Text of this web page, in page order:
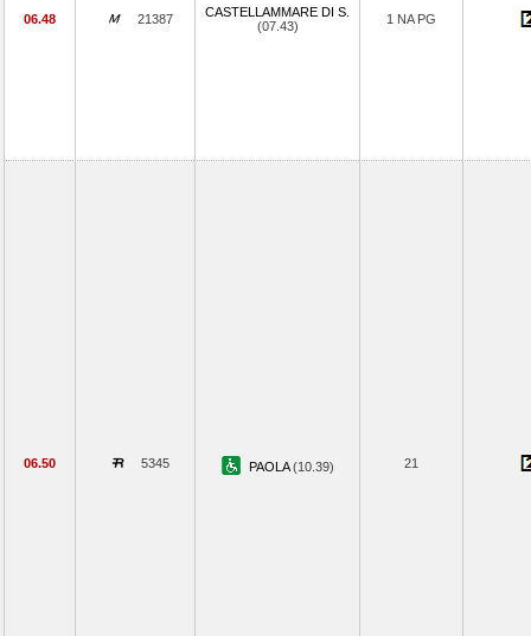
06.48 21387
CASTELLAMMARE DI S.
(07.43)
1 NA PG
06.50 5345 PAOLA(10.39) 21